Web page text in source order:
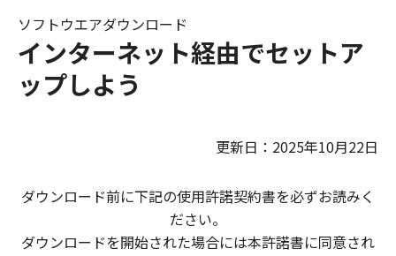
インターネット経由でセットア
ップしよう
ソフトウエアダウンロード
更新日：2025年10月22日
ダウンロード前に下記の使用許諾契約書を必ずお読みく
ださい。
ダウンロードを開始された場合には本許諾書に同意され